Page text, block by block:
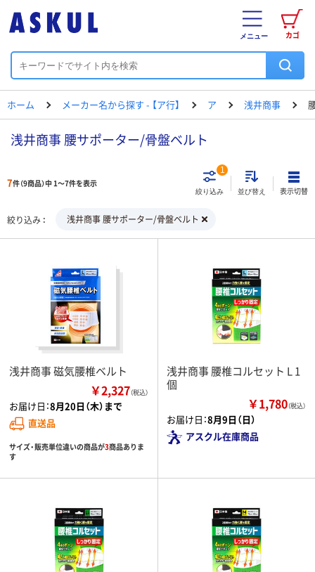
カゴ
メニュー
ホーム メーカー名から探す - 【ア行】 ア 浅井商事
浅井商事 腰サポーター/骨盤ベルト
7件（9商品）中 1～7件を表示
絞り込み
1
並び替え 表示切替
絞り込み 浅井商事 腰サポーター/骨盤ベルト
浅井商事 磁気腰椎ベルト
￥2,327（税込）
お届け日：8月20日（木）まで
直送品
サイズ・販売単位違いの商品が3商品ありま
す
浅井商事 腰椎コルセット L 1
個
￥1,780（税込）
お届け日：8月9日（日）
アスクル在庫商品